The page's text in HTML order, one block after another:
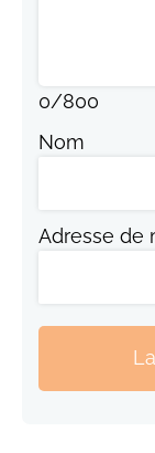
0/800
Nom
Adresse de